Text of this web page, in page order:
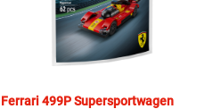
Ferrari 499P Supersportwagen